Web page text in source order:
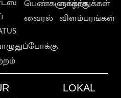
பெண்களுக்காக
வைரல்
வாழ்த்துக்கள்
விளம்பரங்கள்
LOKAL